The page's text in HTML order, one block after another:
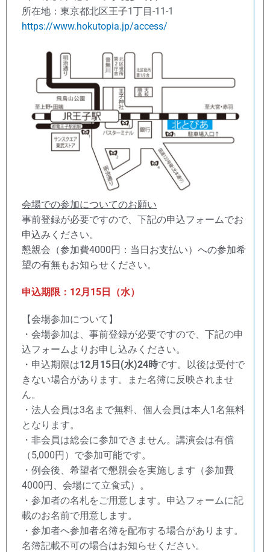
所在地：東京都北区王子1丁目-11-1
https://www.hokutopia.jp/access/
会場での参加についてのお願い
事前登録が必要ですので、下記の申込フォームでお
申込みください。
懇親会（参加費4000円：当日お支払い）への参加希
望の有無もお知らせください。
申込期限：12月15日（水）
【会場参加について】
・会場参加は、事前登録が必要ですので、下記の申
込フォームよりお申し込みください。
・申込期限は12月15日(水)24時です。以後は受付で
きない場合があります。また名簿に反映されませ
ん。
・法人会員は3名まで無料、個人会員は本人1名無料
となります。
・非会員は総会に参加できません。講演会は有償
（5,000円）で参加可能です。
・例会後、希望者で懇親会を実施します（参加費
4000円、会場にて立食式）。
・参加者の名札をご用意します。申込フォームに記
載のお名前で用意します。
・参加者へ参加者名簿を配布する場合があります。
名簿記載不可の場合はお知らせください。